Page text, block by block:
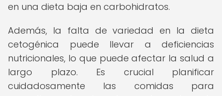
en una dieta baja en carbohidratos.
Además, la falta de variedad en la dieta
cetogénica puede llevar a deficiencias
nutricionales, lo que puede afectar la salud a
largo plazo. Es crucial planificar
cuidadosamente las comidas para